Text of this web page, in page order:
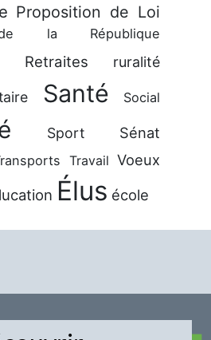
Proposition de Loi
la République
Retraites ruralité
Santé Social
Sport Sénat
Travail Voeux
Élus école